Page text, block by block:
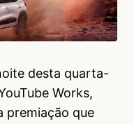
desta quarta-
Works,
premiação que